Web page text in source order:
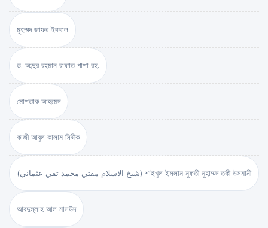
মুহম্মদ জাফর ইকবাল
ড. আব্দুর রহমান রাফাত পাশা রহ.
মোশতাক আহমেদ
কাজী আবুল কালাম সিদ্দীক
(شيخ الاسلام مفتي محمد تقي عثماني) শাইখুল ইসলাম মুফতী মুহাম্মদ তকী উসমানী
আবদুল্লাহ আল মাসউদ